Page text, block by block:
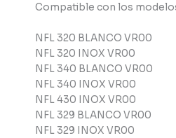
Compatible con los
NFL 320 BLANCO VR00
NFL 320 INOX VR00
NFL 340 BLANCO VR00
NFL 340 INOX VR00
NFL 430 INOX VR00
NFL 329 BLANCO VR00
NFL 329 INOX VR00